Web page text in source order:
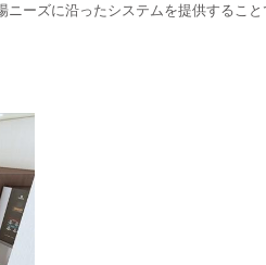
ーズに沿ったシステムを提供するこ